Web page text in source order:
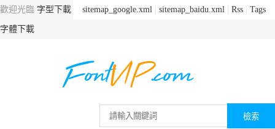
sitemap_google.xml sitemap_baidu.xml Rss Tags
歡迎光臨 字型下載
字體下載